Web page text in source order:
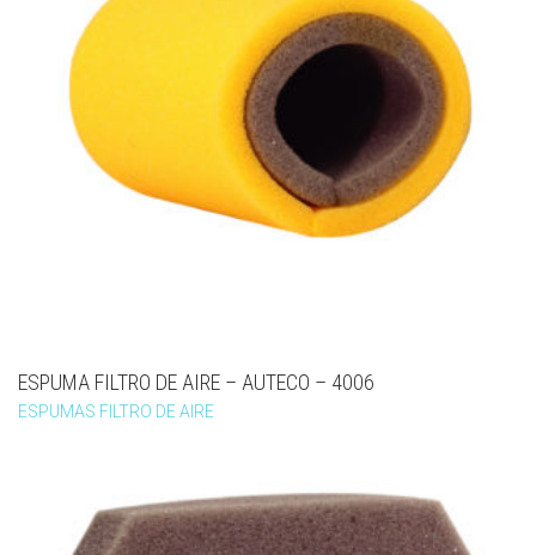
ESPUMA FILTRO DE AIRE – AUTECO – 4006
ESPUMAS FILTRO DE AIRE